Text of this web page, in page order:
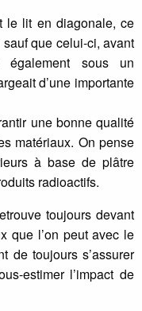
le lit en diagonale, ce
que celui-ci, avant
sous un
d’une importante
une bonne qualité
matériaux. On pense
à base de plâtre
radioactifs.
toujours devant
que l’on peut avec le
de toujours s’assurer
estimer l’impact de